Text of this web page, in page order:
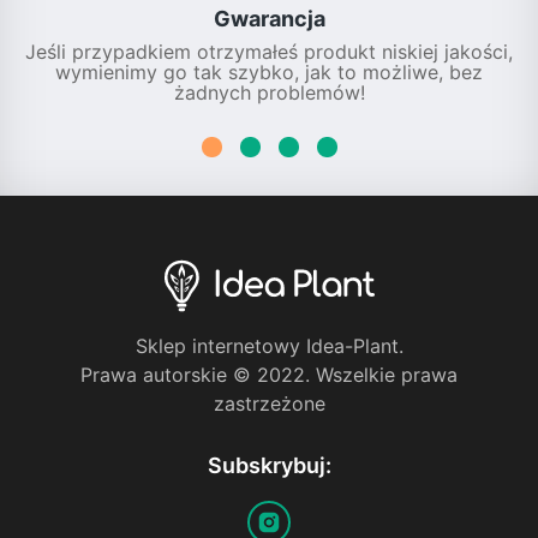
Gwarancja
Jeśli przypadkiem otrzymałeś produkt niskiej jakości,
wymienimy go tak szybko, jak to możliwe, bez
żadnych problemów!
Sklep internetowy Idea-Plant.
Prawa autorskie © 2022. Wszelkie prawa
zastrzeżone
Subskrybuj: